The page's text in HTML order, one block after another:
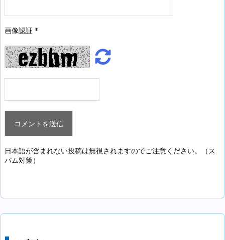
画像認証 *
日本語が含まれない投稿は無視されますのでご注意ください。（ス
パム対策）